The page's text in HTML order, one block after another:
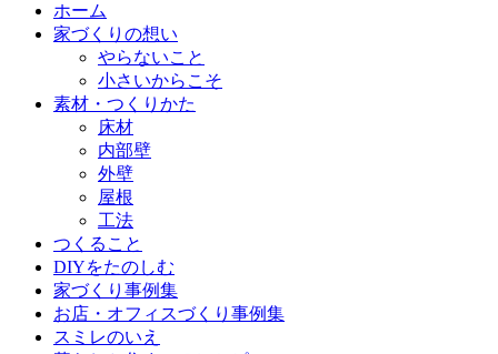
ホーム
家づくりの想い
やらないこと
小さいからこそ
素材・つくりかた
床材
内部壁
外壁
屋根
工法
つくること
DIYをたのしむ
家づくり事例集
お店・オフィスづくり事例集
スミレのいえ